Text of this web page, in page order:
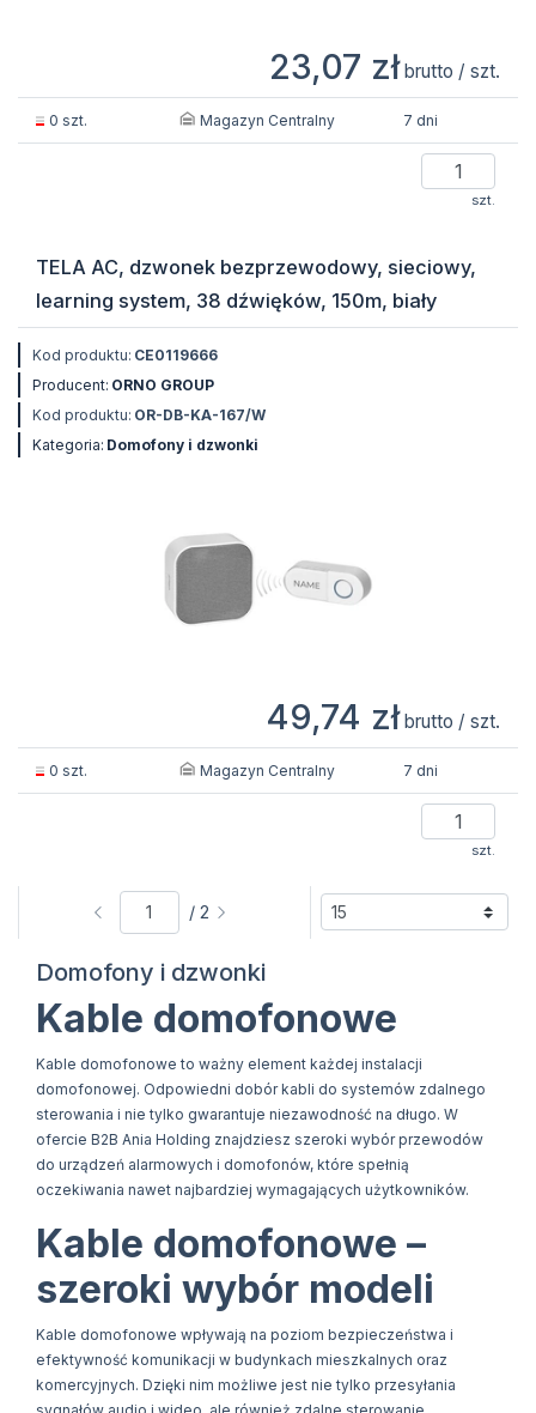
23,07 zł brutto / szt.
0 szt. Magazyn Centralny 7 dni
szt.
TELA AC, dzwonek bezprzewodowy, sieciowy,
learning system, 38 dźwięków, 150m, biały
Kod produktu: CE0119666
Producent: ORNO GROUP
Kod produktu: OR-DB-KA-167/W
Kategoria: Domofony i dzwonki
49,74 zł brutto / szt.
0 szt. Magazyn Centralny 7 dni
szt.
/ 2
Domofony i dzwonki
Kable domofonowe
Kable domofonowe to ważny element każdej instalacji
domofonowej. Odpowiedni dobór kabli do systemów zdalnego
sterowania i nie tylko gwarantuje niezawodność na długo. W
ofercie B2B Ania Holding znajdziesz szeroki wybór przewodów
do urządzeń alarmowych i domofonów, które spełnią
oczekiwania nawet najbardziej wymagających użytkowników.
Kable domofonowe –
szeroki wybór modeli
Kable domofonowe wpływają na poziom bezpieczeństwa i
efektywność komunikacji w budynkach mieszkalnych oraz
komercyjnych. Dzięki nim możliwe jest nie tylko przesyłania